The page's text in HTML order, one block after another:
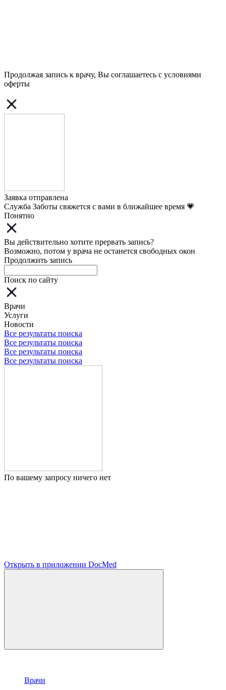
Продолжая запись к врачу, Вы соглашаетесь с условиями
оферты
Заявка отправлена
Служба Заботы свяжется с вами в ближайшее время 💗
Понятно
Вы действительно хотите прервать запись?
Возможно, потом у врача не останется свободных окон
Продолжить запись
Поиск по сайту
Врачи
Услуги
Новости
Все результаты поиска
Все результаты поиска
Все результаты поиска
Все результаты поиска
По вашему запросу ничего нет
Открыть в приложении DocMed
Врачи